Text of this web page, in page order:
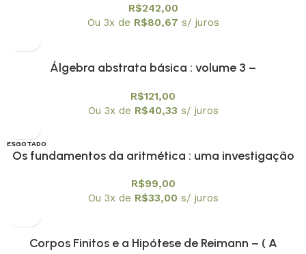
R$242,00
Ou 3x de R$80,67 s/ juros
Álgebra abstrata básica : volume 3 –
R$121,00
Ou 3x de R$40,33 s/ juros
ESGOTADO
OFERTA
Os fundamentos da aritmética : uma investigação
Textuniversitários 11
R$99,00
Ou 3x de R$33,00 s/ juros
Corpos Finitos e a Hipótese de Reimann – ( A